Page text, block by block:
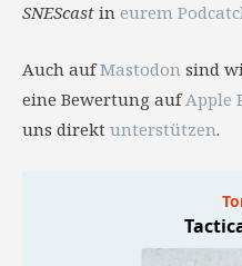
SNEScast in eurem
Auch aufMastodon sind
eine Bewertung aufApple
uns direkt unterstützen.